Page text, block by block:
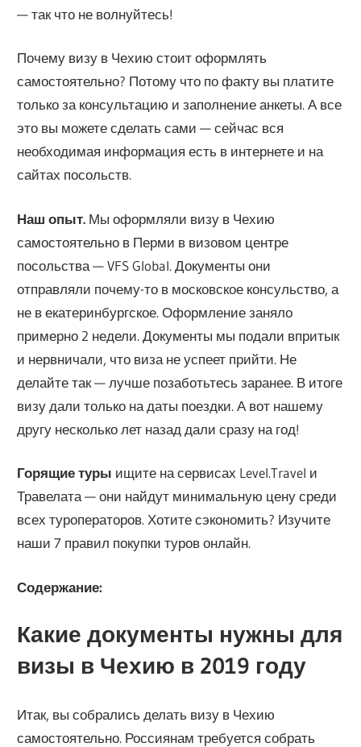
— так что не волнуйтесь!
Почему визу в Чехию стоит оформлять
самостоятельно? Потому что по факту вы платите
только за консультацию и заполнение анкеты. А все
это вы можете сделать сами — сейчас вся
необходимая информация есть в интернете и на
сайтах посольств.
Наш опыт. Мы оформляли визу в Чехию
самостоятельно в Перми в визовом центре
посольства — VFS Global. Документы они
отправляли почему-то в московское консульство, а
не в екатеринбургское. Оформление заняло
примерно 2 недели. Документы мы подали впритык
и нервничали, что виза не успеет прийти. Не
делайте так — лучше позаботьтесь заранее. В итоге
визу дали только на даты поездки. А вот нашему
другу несколько лет назад дали сразу на год!
Горящие туры ищите на сервисах Level.Travel и
Травелата — они найдут минимальную цену среди
всех туроператоров. Хотите сэкономить? Изучите
наши 7 правил покупки туров онлайн.
Содержание:
Какие документы нужны для
визы в Чехию в 2019 году
Итак, вы собрались делать визу в Чехию
самостоятельно. Россиянам требуется собрать